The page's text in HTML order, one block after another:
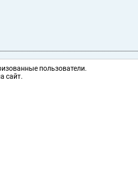
пользователи.
сайт.